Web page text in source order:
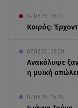
07.08.26 , 16:03
Καιρός:
07.08.26 , 16:00
Ανακάλυψε
η μυϊκή
07.08.26 , 15:24